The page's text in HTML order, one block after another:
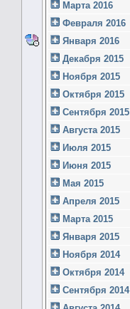
Марта 2016
Февраля 2016
Января 2016
Декабря 2015
Ноября 2015
Октября 2015
Сентября 2015
Августа 2015
Июля 2015
Июня 2015
Мая 2015
Апреля 2015
Марта 2015
Января 2015
Ноября 2014
Октября 2014
Сентября 2014